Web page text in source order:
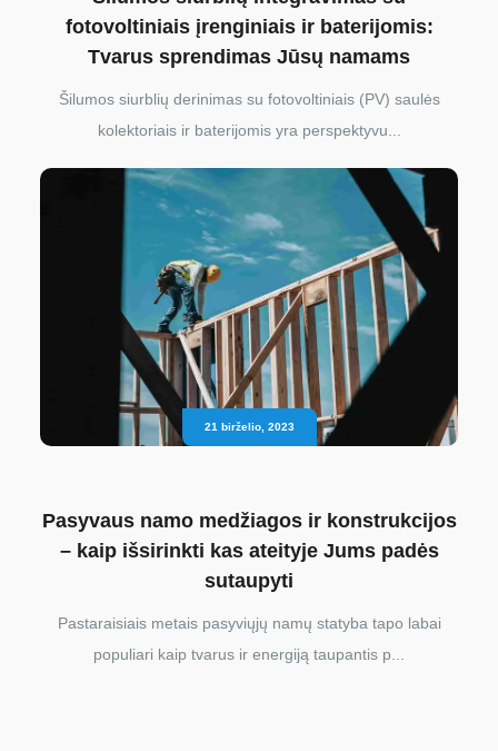
fotovoltiniais įrenginiais ir baterijomis:
Tvarus sprendimas Jūsų namams
Šilumos siurblių derinimas su fotovoltiniais (PV) saulės
kolektoriais ir baterijomis yra perspektyvu...
21 birželio, 2023
Pasyvaus namo medžiagos ir konstrukcijos
– kaip išsirinkti kas ateityje Jums padės
sutaupyti
Pastaraisiais metais pasyviųjų namų statyba tapo labai
populiari kaip tvarus ir energiją taupantis p...